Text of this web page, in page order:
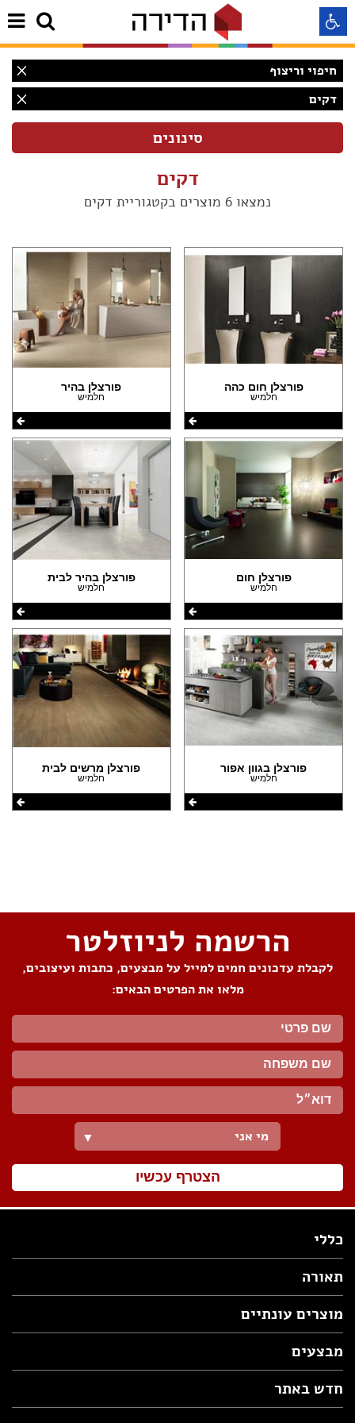
חיפוי וריצוף
דקים
(3)
(6)
דקים
נמצאו 6 מוצרים בקטגוריית דקים
פורצלן חום כהה
חלמיש
פורצלן בהיר
חלמיש
פורצלן חום
חלמיש
פורצלן בהיר לבית
חלמיש
פורצלן בגוון אפור
חלמיש
פורצלן מרשים לבית
חלמיש
הרשמה לניוזלטר
לקבלת עדכונים חמים למייל על מבצעים, כתבות ועיצובים,
מלאו את הפרטים הבאים:
מי אני ▼
הצטרף עכשיו
כללי
תאורה
מוצרים עונתיים
מבצעים
חדש באתר
התאמה לקורא מסך
הדגשת קישורים
Aא Aא Aא
הצהרת נגישות